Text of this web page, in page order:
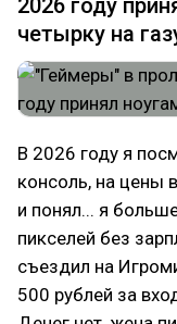
2026 году
четырку на
В 2026 году я
консоль, на цены
и понял... я
пикселей без
съездил на
500 рублей за